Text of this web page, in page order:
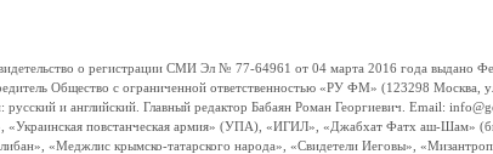
о регистрации СМИ Эл № 77-64961 от 04 марта 2016 года выдано
Общество с ограниченной ответственностью «РУ ФМ» (123298 Москва,
и английский. Главный редактор Бабаян Роман Георгиевич. Email:
«Украинская повстанческая армия» (УПА), «ИГИЛ», «Джабхат Фатх аш-Шам»
«Меджлис крымско-татарского народа», «Свидетели Иеговы»,